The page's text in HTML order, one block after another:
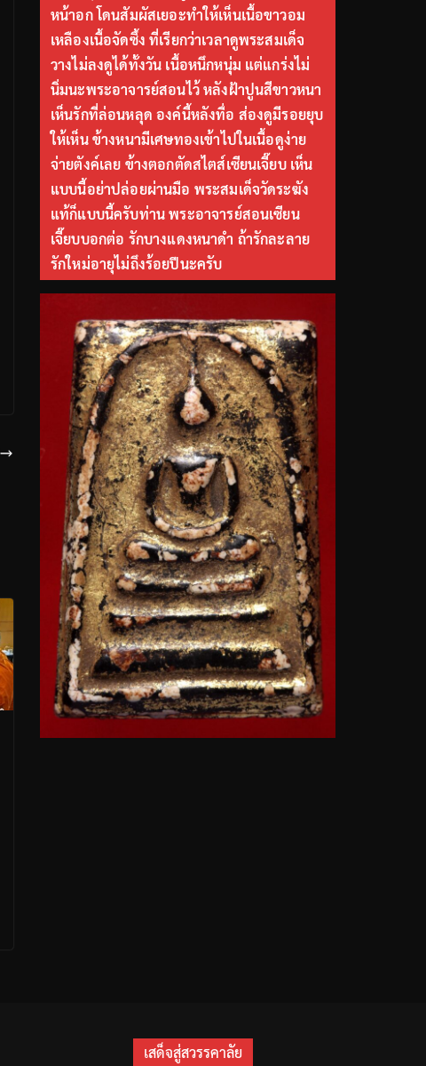
หน้าอก โดนสัมผัสเยอะทำให้เห็นเนื้อขาวอม
เหลืองเนื้อจัดซึ้ง ที่เรียกว่าเวลาดูพระสมเด็จ
วางไม่ลงดูได้ทั้งวัน เนื้อหนึกหนุ่ม แต่แกร่งไม่
นิ่มนะพระอาจารย์สอนไว้ หลังฝ้าปูนสีขาวหนา
เห็นรักที่ล่อนหลุด องค์นี้หลังทื่อ ส่องดูมีรอยยุบ
ให้เห็น ข้างหนามีเศษทองเข้าไปในเนื้อดูง่าย
จ่ายตังค์เลย ข้างตอกตัดสไตส์เซียนเจี๊ยบ เห็น
แบบนี้อย่าปล่อยผ่านมือ พระสมเด็จวัดระฆัง
แท้ก็แบบนี้ครับท่าน พระอาจารย์สอนเซียน
เจี๊ยบบอกต่อ รักบางแดงหนาดำ ถ้ารักละลาย
รักใหม่อายุไม่ถึงร้อยปีนะครับ
เสด็จสู่สวรรคาลัย